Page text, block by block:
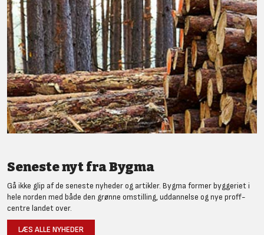
Seneste nyt fra Bygma
Gå ikke glip af de seneste nyheder og artikler. Bygma former byggeriet i
hele norden med både den grønne omstilling, uddannelse og nye proff-
centre landet over.
LÆS ALLE NYHEDER